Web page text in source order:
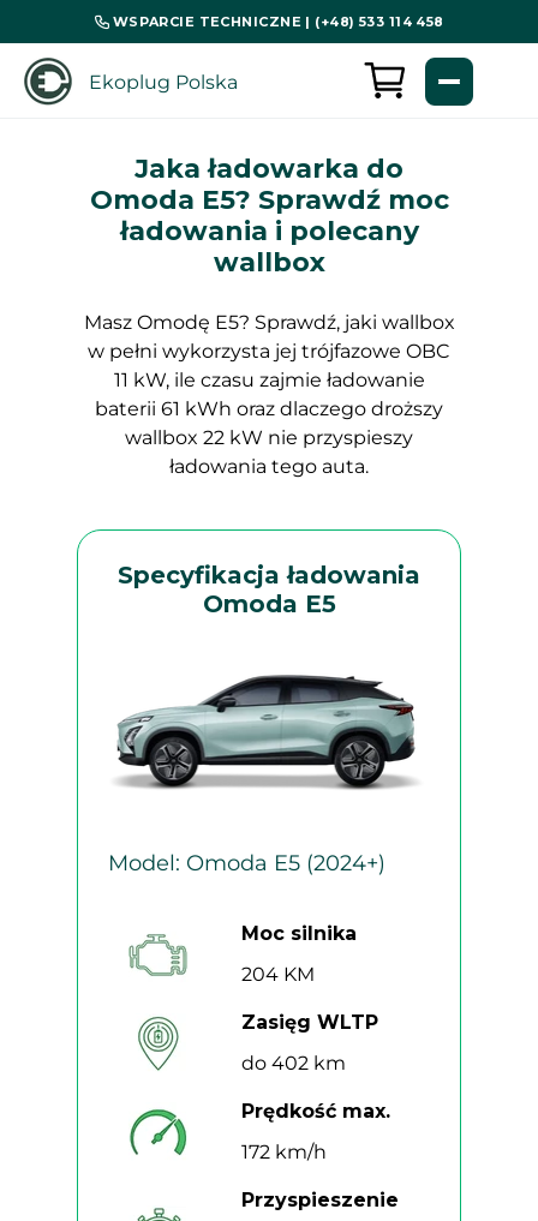
WSPARCIE TECHNICZNE | (+48) 533 114 458
Ekoplug Polska
Przyspieszenie
172 km/h
Prędkość max.
do 402 km
Zasięg WLTP
204 KM
Moc silnika
Specyfikacja ładowania
Omoda E5
Model: Omoda E5 (2024+)
Masz Omodę E5? Sprawdź, jaki wallbox
w pełni wykorzysta jej trójfazowe OBC
11 kW, ile czasu zajmie ładowanie
baterii 61 kWh oraz dlaczego droższy
wallbox 22 kW nie przyspieszy
ładowania tego auta.
Jaka ładowarka do
Omoda E5? Sprawdź moc
ładowania i polecany
wallbox